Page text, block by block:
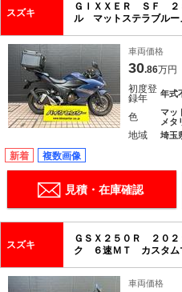
スズキ
ＧＩＸＸＥＲ ＳＦ
ル マットステラブル
車両価格
30.86万円
初度登
録年
年式
色
マッ
メタ
地域 埼玉
新着 複数画像
見積・在庫確認
スズキ
ＧＳＸ２５０Ｒ ２０
ク ６速ＭＴ カスタム
車両価格